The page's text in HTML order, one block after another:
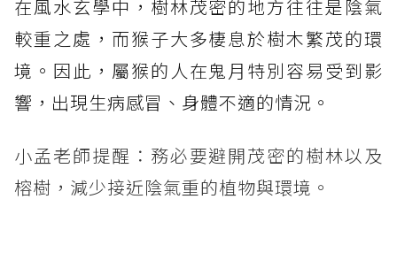
在風水玄學中，樹林茂密的地方往往是陰氣
較重之處，而猴子大多棲息於樹木繁茂的環
境。因此，屬猴的人在鬼月特別容易受到影
響，出現生病感冒、身體不適的情況。
小孟老師提醒：務必要避開茂密的樹林以及
榕樹，減少接近陰氣重的植物與環境。